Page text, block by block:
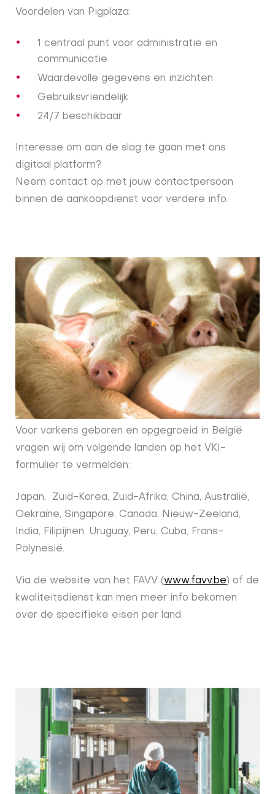
Voordelen van Pigplaza:
1 centraal punt voor administratie en
communicatie
Waardevolle gegevens en inzichten
Gebruiksvriendelijk
24/7 beschikbaar
Interesse om aan de slag te gaan met ons
digitaal platform?
Neem contact op met jouw contactpersoon
binnen de aankoopdienst voor verdere info.
Voor varkens geboren en opgegroeid in België
vragen wij om volgende landen op het VKI-
formulier te vermelden:
Japan, Zuid-Korea, Zuid-Afrika, China, Australië,
Oekraïne, Singapore, Canada, Nieuw-Zeeland,
India, Filipijnen, Uruguay, Peru, Cuba, Frans-
Polynesië.
Via de website van het FAVV (www.favv.be) of de
kwaliteitsdienst kan men meer info bekomen
over de specifieke eisen per land